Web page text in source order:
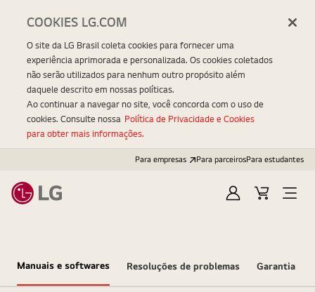
Para empresas Para parceirosPara estudantes
EntrarCarrinhoOpen
Manuais e softwares Resoluções de problemas Garantia
COOKIES LG.COM
O site da LG Brasil coleta cookies para fornecer uma
experiência aprimorada e personalizada. Os cookies coletados
não serão utilizados para nenhum outro propósito além
daquele descrito em nossas políticas.
Ao continuar a navegar no site, você concorda com o uso de
cookies. Consulte nossa Política de Privacidade e Cookies
para obter mais informações.